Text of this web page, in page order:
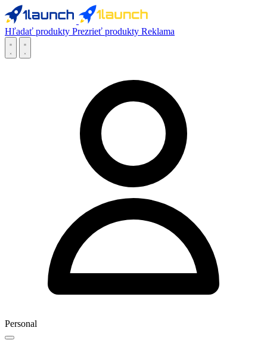
Hľadať produkty Prezrieť produkty Reklama
Personal